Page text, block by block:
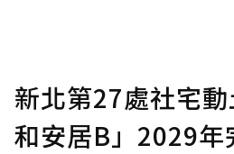
新北第27處社宅
和安居B」2029年